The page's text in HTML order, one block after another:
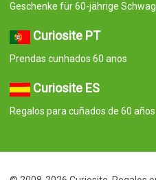
Geschenke für 60-jährige
Curiosite PT
Prendas cunhados 60 anos
Curiosite ES
Regalos para cuñados de 60 años